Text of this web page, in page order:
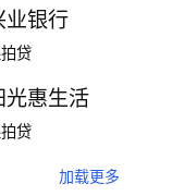
业银行
贷
光惠生活
贷
加载更多